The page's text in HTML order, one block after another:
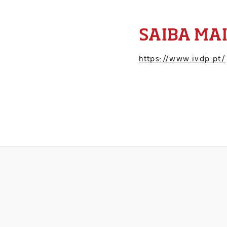
SAIBA
https://www.ivdp.pt/